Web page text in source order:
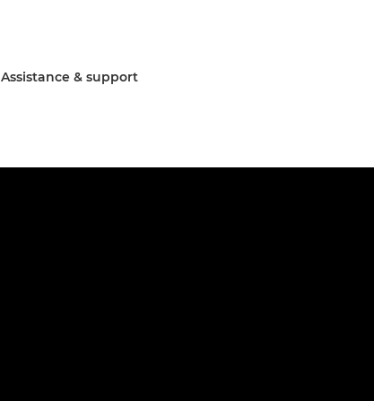
Assistance & support